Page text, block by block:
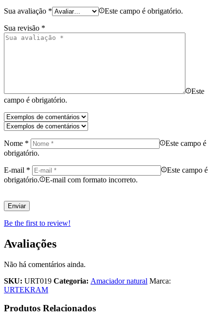
Sua avaliação * Este campo é obrigatório.
Sua revisão *
Este
campo é obrigatório.
Nome *
Este campo é
obrigatório.
E-mail *
Este campo é
obrigatório.
E-mail com formato incorreto.
Be the first to review!
Avaliações
Não há comentários ainda.
SKU: URT019 Categoria: Amaciador natural Marca:
URTEKRAM
Produtos Relacionados